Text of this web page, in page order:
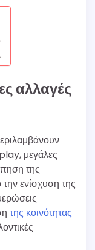
αλλαγές
μεγάλες
της
ενίσχυση της
της κοινότητας